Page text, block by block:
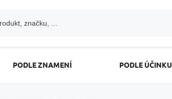
PODLE ZNAMENÍ PODLE ÚČINKU